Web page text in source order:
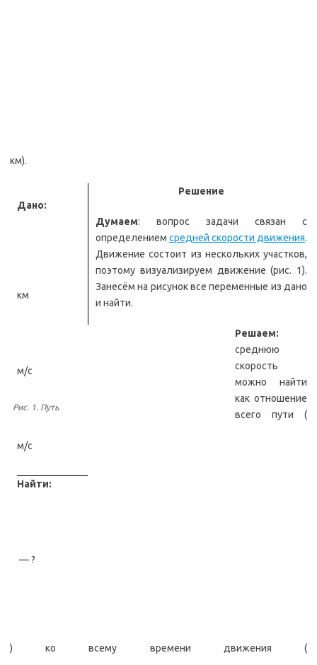
км).
Дано:
км
м/с
м/с
Найти:
— ?
Решение
Рис. 1. Путь
Думаем: вопрос задачи связан с
определением средней скорости движения.
Движение состоит из нескольких участков,
поэтому визуализируем движение (рис. 1).
Занесём на рисунок все переменные из дано
и найти.
Решаем:
среднюю
скорость
можно найти
как отношение
всего пути (
) ко всему времени движения (